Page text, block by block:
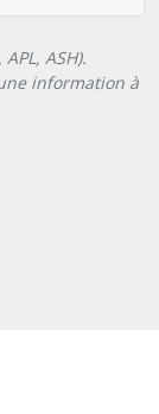
ASH).
information à